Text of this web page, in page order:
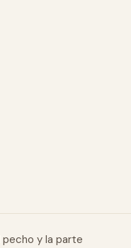
pecho y la parte